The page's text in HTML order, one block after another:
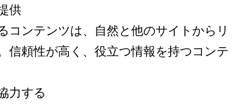
供
コンテンツは、自然と他のサイトからリ
信頼性が高く、役立つ情報を持つコンテ
力する